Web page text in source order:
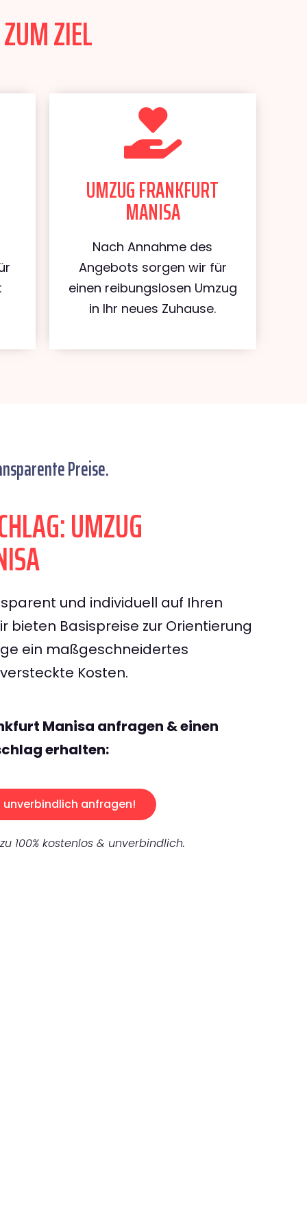
ZIEL
UMZUG FRANKFURT
MANISA
Nach Annahme des
Angebots sorgen wir für
einen reibungslosen Umzug
in Ihr neues Zuhause.
Preise.
UMZUG
und individuell auf Ihren
bieten Basispreise zur Orientierung
ein maßgeschneidertes
Kosten.
Manisa anfragen & einen
erhalten:
unverbindlich anfragen!
100% kostenlos & unverbindlich.